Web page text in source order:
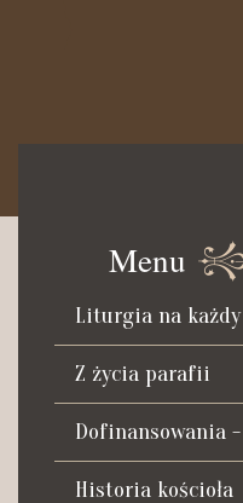
Czynna od poniedziałku do
św.
Telefon
Zwiedzanie
Roman
Parafia św.
i św.
Menu
Liturgia na
Z życia parafii
Dofinansowania
Historia kościoła